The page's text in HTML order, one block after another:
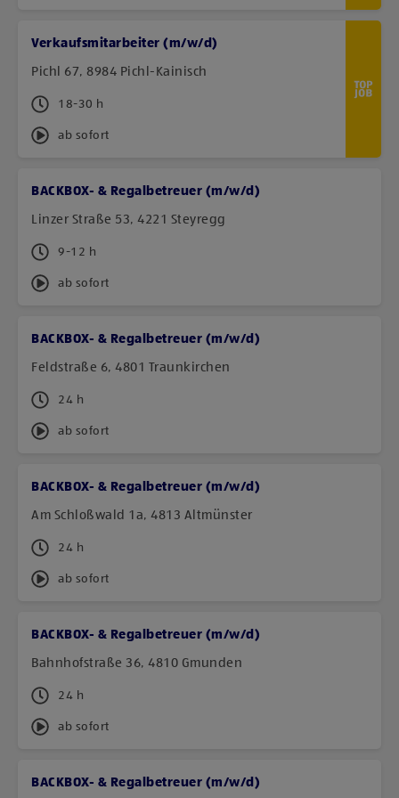
Verkaufsmitarbeiter (m/w/d)
Pichl 67, 8984 Pichl-Kainisch
18-30 h
ab sofort
BACKBOX- & Regalbetreuer (m/w/d)
Linzer Straße 53, 4221 Steyregg
9-12 h
ab sofort
BACKBOX- & Regalbetreuer (m/w/d)
Feldstraße 6, 4801 Traunkirchen
24 h
ab sofort
BACKBOX- & Regalbetreuer (m/w/d)
Am Schloßwald 1a, 4813 Altmünster
24 h
ab sofort
BACKBOX- & Regalbetreuer (m/w/d)
Bahnhofstraße 36, 4810 Gmunden
24 h
ab sofort
BACKBOX- & Regalbetreuer (m/w/d)